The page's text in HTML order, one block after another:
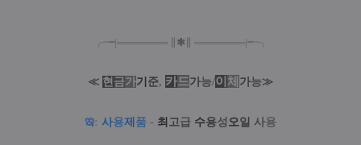
╭╼|═══════ ✱ ═══════|╾╮
≪ 현 금가기 준, 카드 가능/이 체 가능≫
ఇ: 사용제 품 - 최 고급 수용성오일 사용